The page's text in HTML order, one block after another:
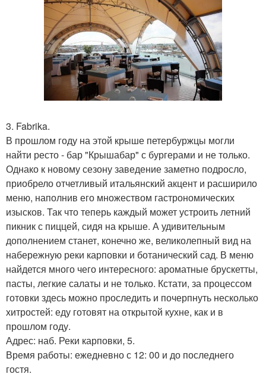
3. Fabrika.
В прошлом году на этой крыше петербуржцы могли
найти ресто - бар "Крышабар" с бургерами и не только.
Однако к новому сезону заведение заметно подросло,
приобрело отчетливый итальянский акцент и расширило
меню, наполнив его множеством гастрономических
изысков. Так что теперь каждый может устроить летний
пикник с пиццей, сидя на крыше. А удивительным
дополнением станет, конечно же, великолепный вид на
набережную реки карповки и ботанический сад. В меню
найдется много чего интересного: ароматные брускетты,
пасты, легкие салаты и не только. Кстати, за процессом
готовки здесь можно проследить и почерпнуть несколько
хитростей: еду готовят на открытой кухне, как и в
прошлом году.
Адрес: наб. Реки карповки, 5.
Время работы: ежедневно с 12: 00 и до последнего
гостя.